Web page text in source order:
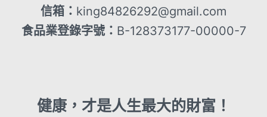
信箱： king84826292@gmail.com
食品業登錄字號： B-128373177-00000-7
健康，才是人生最大的財富！